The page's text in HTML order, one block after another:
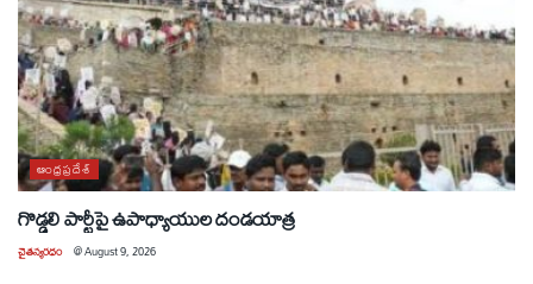
ఆంధ్రప్రదేశ్
గొడ్డలి పార్టీపై ఉపాధ్యాయుల దండయాత్ర
చైతన్యరధం @August 9, 2026